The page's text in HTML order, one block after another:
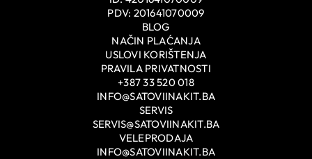
PDV: 201641070009
BLOG
NAČIN PLAĆANJA
USLOVI KORIŠTENJA
PRAVILA PRIVATNOSTI
+387 33 520 018
INFO@SATOVIINAKIT.BA
SERVIS
SERVIS@SATOVIINAKIT.BA
VELEPRODAJA
INFO@SATOVIINAKIT.BA